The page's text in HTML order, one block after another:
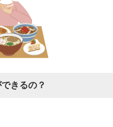
きるの？